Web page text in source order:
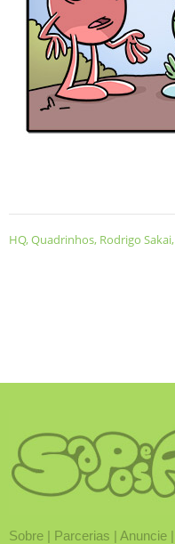
HQ,Quadrinhos, Rodrigo Sakai,
Sobre | Parcerias | Anuncie |